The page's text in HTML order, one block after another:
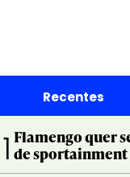
Recentes
1 Flamengo quer
de sportainment